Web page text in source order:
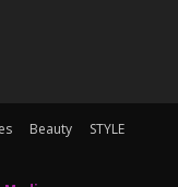
Beauty
STYLE